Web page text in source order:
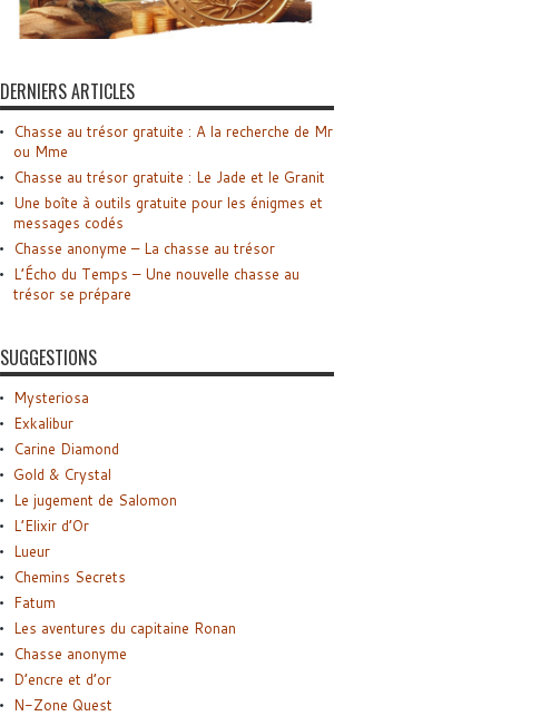
DERNIERS ARTICLES
Chasse au trésor gratuite : A la recherche de Mr
ou Mme
Chasse au trésor gratuite : Le Jade et le Granit
Une boîte à outils gratuite pour les énigmes et
messages codés
Chasse anonyme – La chasse au trésor
L’Écho du Temps – Une nouvelle chasse au
trésor se prépare
SUGGESTIONS
Mysteriosa
Exkalibur
Carine Diamond
Gold & Crystal
Le jugement de Salomon
L’Elixir d’Or
Lueur
Chemins Secrets
Fatum
Les aventures du capitaine Ronan
Chasse anonyme
D’encre et d’or
N-Zone Quest